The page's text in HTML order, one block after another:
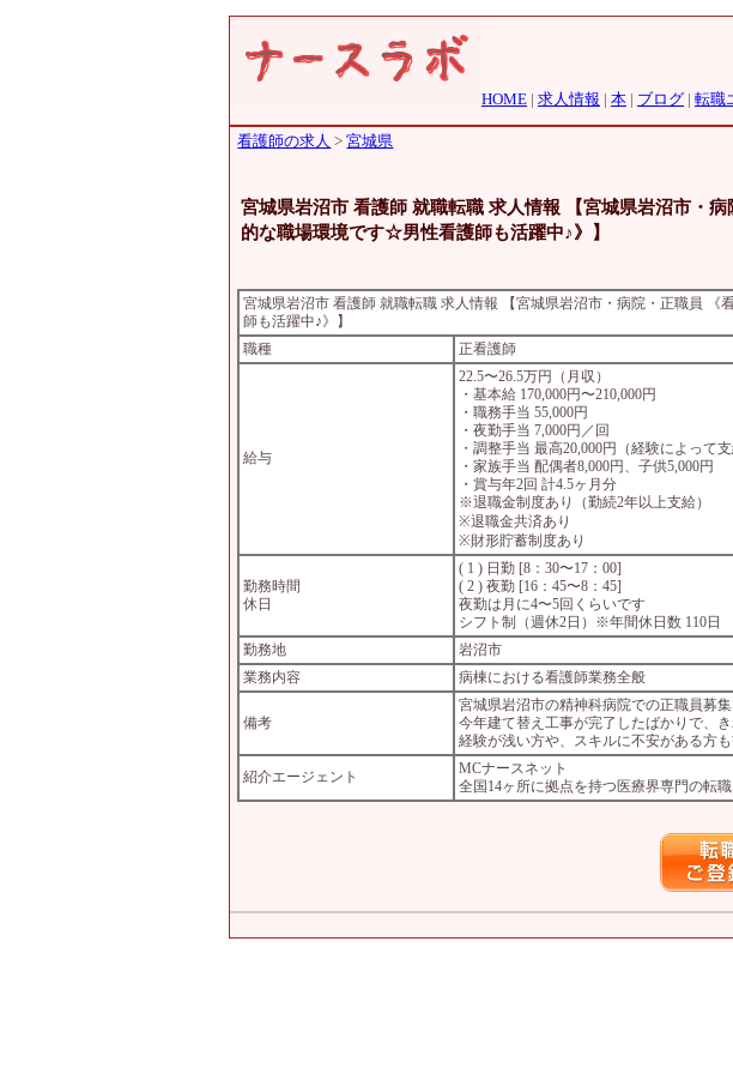
HOME | 求人情報 | 本 | ブログ | 転職
看護師の求人 >宮城県
宮城県岩沼市 看護師 就職転職 求人情報 【宮城県岩沼市・
的な職場環境です☆男性看護師も活躍中♪》】
宮城県岩沼市 看護師 就職転職 求人情報 【宮城県岩沼市・病院・正職員
師も活躍中♪》】
職種
正看護師
給与
22.5〜26.5万円（月収）
・基本給 170,000円〜210,000円
・職務手当 55,000円
・夜勤手当 7,000円／回
・調整手当 最高20,000円（経験によって支
・家族手当 配偶者8,000円、子供5,000円
・賞与年2回 計4.5ヶ月分
※退職金制度あり（勤続2年以上支給）
※退職金共済あり
※財形貯蓄制度あり
勤務時間
休日
( 1 ) 日勤 [8：30〜17：00]
( 2 ) 夜勤 [16：45〜8：45]
夜勤は月に4〜5回くらいです
シフト制（週休2日）※年間休日数 110日
勤務地
岩沼市
業務内容
病棟における看護師業務全般
備考
宮城県岩沼市の精神科病院での正職員募集
今年建て替え工事が完了したばかりで、
経験が浅い方や、スキルに不安がある方も
紹介エージェント
MCナースネット
全国14ヶ所に拠点を持つ医療界専門の転職